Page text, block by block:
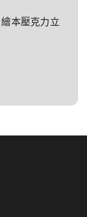
本壓克力立